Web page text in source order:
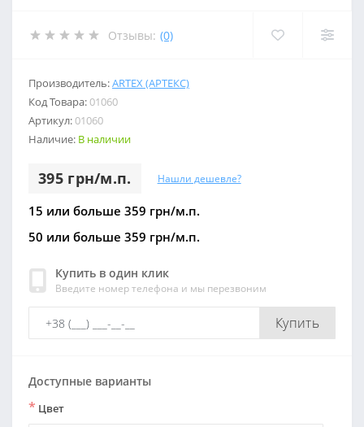
Отзывы: (0)
Производитель:ARTEX (АРТЕКС)
Код Товара:01060
Артикул:01060
Наличие: В наличии
395 грн/м.п. Нашли дешевле?
15 или больше 359 грн/м.п.
50 или больше 359 грн/м.п.
Купить в один клик
Введите номер телефона и мы перезвоним
Купить
Доступные варианты
* Цвет